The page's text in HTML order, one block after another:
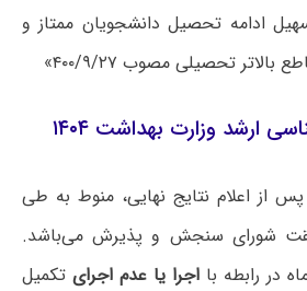
ادامه تحصیل دانشجویان ممتاز و
تحصیلی مصوب ۴۰۰/۹/۲۷»
ارشد وزارت بهداشت ۱۴۰۴
از اعلام نتایج نهایی، منوط به طی
شورای سنجش و پذیرش می‌باشد.
در رابطه بااجرا یا عدم اجرای تکمیل